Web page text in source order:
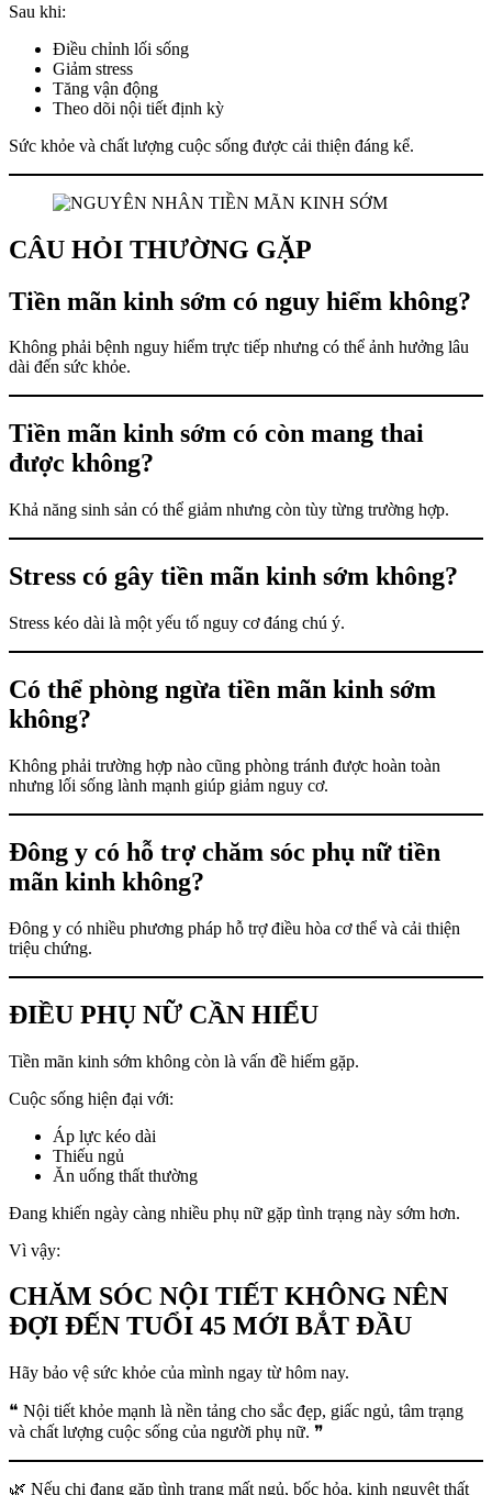
Sau khi:
Điều chỉnh lối sống
Giảm stress
Tăng vận động
Theo dõi nội tiết định kỳ
Sức khỏe và chất lượng cuộc sống được cải thiện đáng kể.
CÂU HỎI THƯỜNG GẶP
Tiền mãn kinh sớm có nguy hiểm không?
Không phải bệnh nguy hiểm trực tiếp nhưng có thể ảnh hưởng lâu
dài đến sức khỏe.
Tiền mãn kinh sớm có còn mang thai
được không?
Khả năng sinh sản có thể giảm nhưng còn tùy từng trường hợp.
Stress có gây tiền mãn kinh sớm không?
Stress kéo dài là một yếu tố nguy cơ đáng chú ý.
Có thể phòng ngừa tiền mãn kinh sớm
không?
Không phải trường hợp nào cũng phòng tránh được hoàn toàn
nhưng lối sống lành mạnh giúp giảm nguy cơ.
Đông y có hỗ trợ chăm sóc phụ nữ tiền
mãn kinh không?
Đông y có nhiều phương pháp hỗ trợ điều hòa cơ thể và cải thiện
triệu chứng.
ĐIỀU PHỤ NỮ CẦN HIỂU
Tiền mãn kinh sớm không còn là vấn đề hiếm gặp.
Cuộc sống hiện đại với:
Áp lực kéo dài
Thiếu ngủ
Ăn uống thất thường
Đang khiến ngày càng nhiều phụ nữ gặp tình trạng này sớm hơn.
Vì vậy:
CHĂM SÓC NỘI TIẾT KHÔNG NÊN
ĐỢI ĐẾN TUỔI 45 MỚI BẮT ĐẦU
Hãy bảo vệ sức khỏe của mình ngay từ hôm nay.
❝ Nội tiết khỏe mạnh là nền tảng cho sắc đẹp, giấc ngủ, tâm trạng
và chất lượng cuộc sống của người phụ nữ. ❞
🌿 Nếu chị đang gặp tình trạng mất ngủ, bốc hỏa, kinh nguyệt thất